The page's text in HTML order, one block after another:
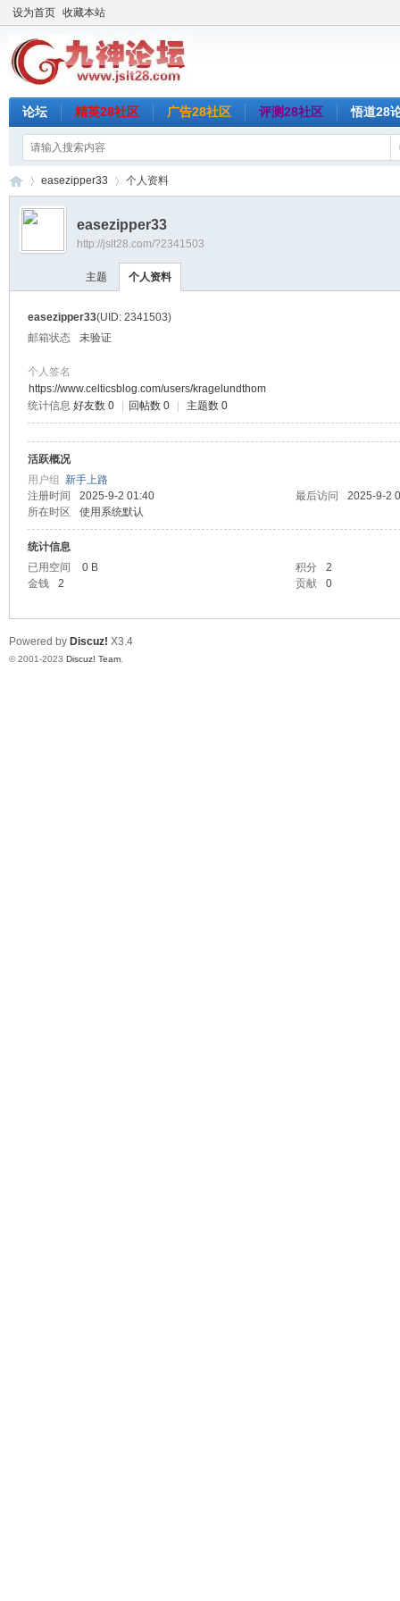
设为首页 收藏本站
论坛 精英28社区 广告28社区 评测28社区 悟道28
›
easezipper33 个人资料
easezipper33
http://jslt28.com/?2341503
主题 个人资料
easezipper33(UID: 2341503)
邮箱状态
未验证
个人签名
https://www.celticsblog.com/users/kragelundthom
统计信息 好友数 0 回帖数 0 主题数 0
活跃概况
用户组 新手上路
注册时间
2025-9-2 01:40 最后访问
2025-9-2
所在时区
使用系统默认
统计信息
已用空间
0 B 积分
2
金钱
2 贡献 0
Powered by Discuz! X3.4
© 2001-2023 Discuz! Team